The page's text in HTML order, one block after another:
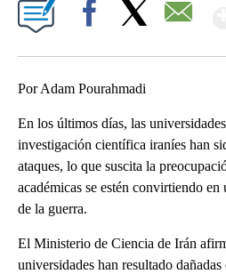
Por Adam Pourahmadi
En los últimos días, las
investigación científica iraníes han
ataques, lo que suscita la
académicas se estén convirtiendo
de la guerra.
El Ministerio de Ciencia de Irán
universidades han resultado dañadas